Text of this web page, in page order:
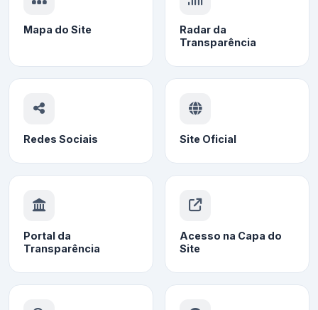
Mapa do Site
Radar da
Transparência
Redes Sociais Site Oficial
Portal da
Transparência
Acesso na Capa do
Site